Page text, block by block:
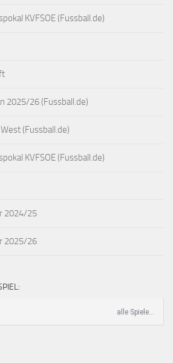
KVFSOE (Fussball.de)
2025/26 (Fussball.de)
(Fussball.de)
KVFSOE (Fussball.de)
2024/25
2025/26
alle Spiele...